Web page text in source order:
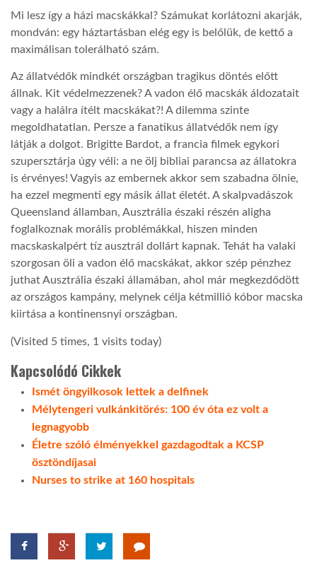
Mi lesz így a házi macskákkal? Számukat korlátozni akarják,
mondván: egy háztartásban elég egy is belőlük, de kettő a
maximálisan tolerálható szám.
Az állatvédők mindkét országban tragikus döntés előtt
állnak. Kit védelmezzenek? A vadon élő macskák áldozatait
vagy a halálra ítélt macskákat?! A dilemma szinte
megoldhatatlan. Persze a fanatikus állatvédők nem így
látják a dolgot. Brigitte Bardot, a francia filmek egykori
szupersztárja úgy véli: a ne ölj bibliai parancsa az állatokra
is érvényes! Vagyis az embernek akkor sem szabadna ölnie,
ha ezzel megmenti egy másik állat életét. A skalpvadászok
Queensland államban, Ausztrália északi részén aligha
foglalkoznak morális problémákkal, hiszen minden
macskaskalpért tíz ausztrál dollárt kapnak. Tehát ha valaki
szorgosan öli a vadon élő macskákat, akkor szép pénzhez
juthat Ausztrália északi államában, ahol már megkezdődött
az országos kampány, melynek célja kétmillió kóbor macska
kiirtása a kontinensnyi országban.
(Visited 5 times, 1 visits today)
Kapcsolódó Cikkek
Ismét öngyilkosok lettek a delfinek
Mélytengeri vulkánkitörés: 100 év óta ez volt a
legnagyobb
Életre szóló élményekkel gazdagodtak a KCSP
ösztöndíjasai
Nurses to strike at 160 hospitals